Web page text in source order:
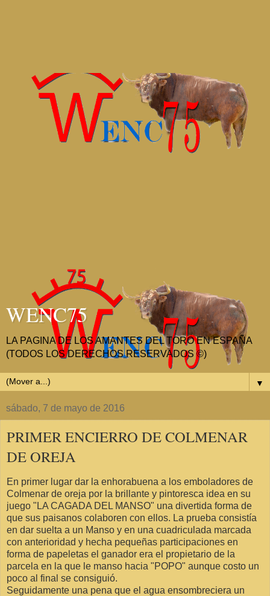
WENC75
LA PAGINA DE LOS AMANTES DEL TORO EN ESPAÑA
(TODOS LOS DERECHOS RESERVADOS ©)
▼
sábado, 7 de mayo de 2016
PRIMER ENCIERRO DE COLMENAR
DE OREJA
En primer lugar dar la enhorabuena a los emboladores de
Colmenar de oreja por la brillante y pintoresca idea en su
juego "LA CAGADA DEL MANSO" una divertida forma de
que sus paisanos colaboren con ellos. La prueba consistía
en dar suelta a un Manso y en una cuadriculada marcada
con anterioridad y hecha pequeñas participaciones en
forma de papeletas el ganador era el propietario de la
parcela en la que le manso hacia "POPO" aunque costo un
poco al final se consiguió.
Seguidamente una pena que el agua ensombreciera un